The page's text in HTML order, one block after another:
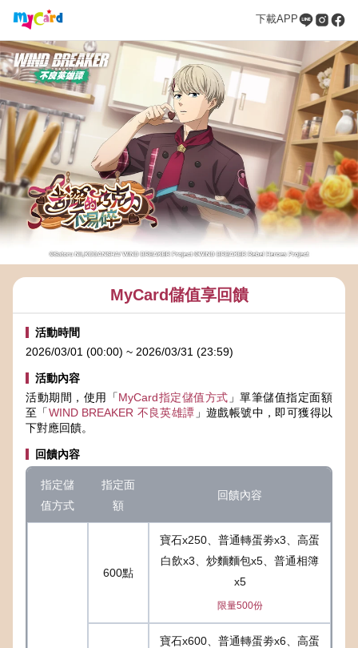
下載APP
MyCard儲值享回饋
活動時間
2026/03/01 (00:00) ~ 2026/03/31 (23:59)
活動內容
活動期間，使用「MyCard指定儲值方式 」單筆儲值指定面額
至「WIND BREAKER 不良英雄譚 」遊戲帳號中，即可獲得以
下對應回饋。
回饋內容
指定儲
值方式
指定面
額
回饋內容
600點
寶石x250、普通轉蛋劵x3、高蛋
白飲x3、炒麵麵包x5、普通相簿
x5
限量500份
寶石x600、普通轉蛋劵x6、高蛋